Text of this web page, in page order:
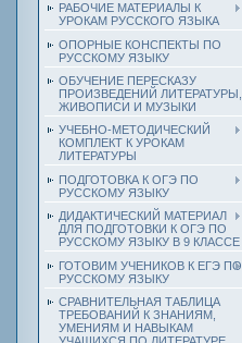
РАБОЧИЕ МАТЕРИАЛЫ К
УРОКАМ РУССКОГО ЯЗЫКА
ОПОРНЫЕ КОНСПЕКТЫ ПО
РУССКОМУ ЯЗЫКУ
ОБУЧЕНИЕ ПЕРЕСКАЗУ
ПРОИЗВЕДЕНИЙ ЛИТЕРАТУРЫ,
ЖИВОПИСИ И МУЗЫКИ
УЧЕБНО-МЕТОДИЧЕСКИЙ
КОМПЛЕКТ К УРОКАМ
ЛИТЕРАТУРЫ
ПОДГОТОВКА К ОГЭ ПО
РУССКОМУ ЯЗЫКУ
ДИДАКТИЧЕСКИЙ МАТЕРИАЛ
ДЛЯ ПОДГОТОВКИ К ОГЭ ПО
РУССКОМУ ЯЗЫКУ В 9 КЛАССЕ
ГОТОВИМ УЧЕНИКОВ К ЕГЭ ПО
РУССКОМУ ЯЗЫКУ
СРАВНИТЕЛЬНАЯ ТАБЛИЦА
ТРЕБОВАНИЙ К ЗНАНИЯМ,
УМЕНИЯМ И НАВЫКАМ